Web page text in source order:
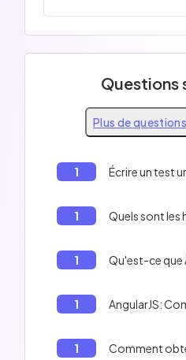
Questions
Plus de
1
1
1
1
1